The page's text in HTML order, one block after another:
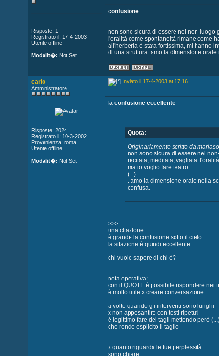
Risposte: 1
Registrato il: 17-4-2003
Utente offline
Modalit�: Not Set
confusione
non sono sicura di essere nel non-luogo
l'oralità come spontaneità rimane come
all'herberia è stata fortissima, mi hanno
di una struttura. amo la dimensione
carlo
Amministratore
Risposte: 2024
Registrato il: 10-3-2002
Provenienza: roma
Utente offline
Modalit�: Not Set
Inviato il 17-4-2003 at 17:16
la confusione eccellente
Quota:
Originariamente scritto da
non sono sicura di essere nel
recitata, meditata, vagliata.
ma io voglio fare teatro.
(...)
. amo la dimensione orale nella
confusa.
>>>
una citazione:
è grande la confusione sotto il cielo
la sitazione è quindi eccellente
chi vuole sapere di chi è?
nota operativa:
con il QUOTE è possibile rispondere nei
è molto utile x creare conversazione
a volte quando gli interventi sono lunghi
x non appesantire con testi ripetuti
è legittimo fare dei tagli mettendo però (...)
che rende esplicito il taglio
x quanto riguarda le tue perplessità:
sono chiare